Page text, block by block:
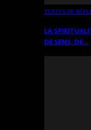
TEXTES DE
LA
DE SENS, DE…